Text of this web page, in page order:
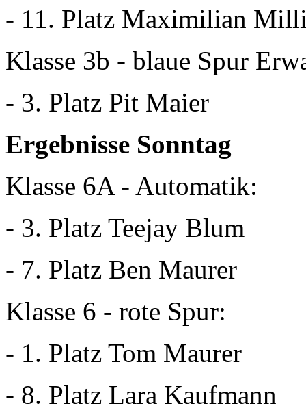
- 11. Platz Maximilian
Klasse 3b - blaue Spur
- 3. Platz Pit Maier
Ergebnisse Sonntag
Klasse 6A - Automatik:
- 3. Platz Teejay Blum
- 7. Platz Ben Maurer
Klasse 6 - rote Spur:
- 1. Platz Tom Maurer
- 8. Platz Lara Kaufmann